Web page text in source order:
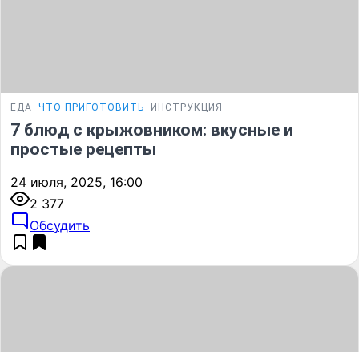
ЕДА ЧТО ПРИГОТОВИТЬ ИНСТРУКЦИЯ
7 блюд с крыжовником: вкусные и
простые рецепты
24 июля, 2025, 16:00
2 377
Обсудить